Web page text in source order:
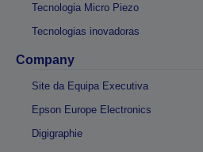
Tecnologia Micro Piezo
Tecnologias inovadoras
Company
Site da Equipa Executiva
Epson Europe Electronics
Digigraphie